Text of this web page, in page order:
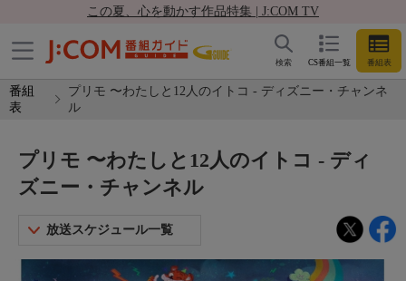
この夏、心を動かす作品特集 | J:COM TV
CS番組一覧 番組表
検索
番組
表
プリモ 〜わたしと12人のイトコ - ディズニー・チャンネ
ル
プリモ 〜わたしと12人のイトコ - ディ
ズニー・チャンネル
放送スケジュール一覧